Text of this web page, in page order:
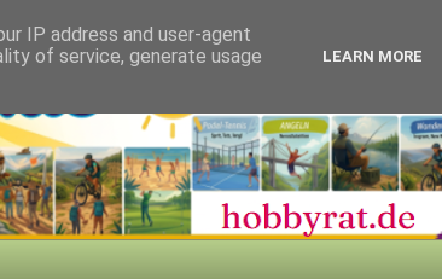
IP address and user-agent
of service, generate usage
LEARN MORE